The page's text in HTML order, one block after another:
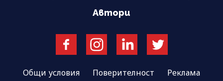
Автори
Общи условия Поверителност
Реклама